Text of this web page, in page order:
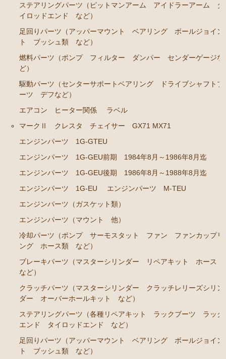
エンジンパーツ 1G-GEU前期 1984年8月～1986年8
月迄
エンジンパーツ 1G-GEU後期 1986年8月～1988年8
月迄
エンジンパーツ 1G-EU
エンジンパーツ M-TEU
エンジンパーツ（ガスケット類）
エンジンパーツ（マウント 他）
ンカップリング ホース類 など）
ブレーキパーツ（マスターシリンダー リペアキッ
ト ホース など）
クラッチパーツ（マスターシリンダー クラッチレリ
ーズシリンダー オーバーホールキット など）
ステアリングパーツ（各種リペアキット ラックブー
足回りパーツ（アッパーマウント ベアリング ボー
ルジョイント ブッシュ類 など）
燃料パーツ（ポンプ フィルター ダンパー センダ
ーゲージなど）
駆動パーツ（センターサポートベアリング ドライブ
シャフトブーツ デフなど）
ウエザーストリップ
エアコン ヒーター関係
ステアリングパーツ（ピットマンアーム アイドラーアーム タ
イロッドエンド など）
足回りパーツ（アッパーマウント ベアリング ボールジョイン
ト ブッシュ類 など）
燃料パーツ（ポンプ フィルター ダンパー センダーゲージな
ど）
駆動パーツ（センターサポートベアリング ドライブシャフトブ
ーツ デフなど）
エアコン ヒーター関係
ラベル
マークⅡ クレスタ チェイサー GX71 MX71
エンジンパーツ 1G-GTEU
エンジンパーツ 1G-GEU前期 1984年8月～1986年8月迄
エンジンパーツ 1G-GEU後期 1986年8月～1988年8月迄
エンジンパーツ 1G-EU
エンジンパーツ M-TEU
エンジンパーツ（ガスケット類）
エンジンパーツ（マウント 他）
冷却パーツ（ポンプ サーモスタット ファン ファンカップリ
ング ホース類 など）
ブレーキパーツ（マスターシリンダー リペアキット ホース
など）
クラッチパーツ（マスターシリンダー クラッチレリーズシリン
ダー オーバーホールキット など）
ステアリングパーツ（各種リペアキット ラックブーツ ラック
エンド タイロッドエンド など）
足回りパーツ（アッパーマウント ベアリング ボールジョイン
ト ブッシュ類 など）